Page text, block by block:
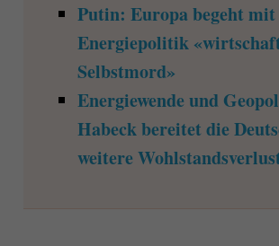
Putin: Europa begeht mit
Energiepolitik
Selbstmord»
Energiewende und
Habeck bereitet die
weitere